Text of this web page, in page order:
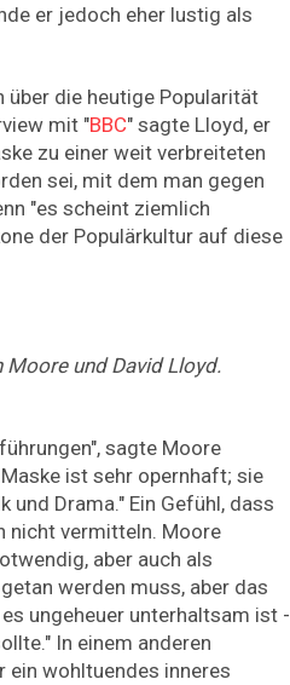
er jedoch eher lustig als
über die heutige Popularität
mit "BBC" sagte Lloyd, er
zu einer weit verbreiteten
sei, mit dem man gegen
"es scheint ziemlich
der Populärkultur auf diese
und David Lloyd.
sagte Moore
ist sehr opernhaft; sie
Drama." Ein Gefühl, dass
nicht vermitteln. Moore
aber auch als
werden muss, aber das
ungeheuer unterhaltsam ist -
In einem anderen
ein wohltuendes inneres